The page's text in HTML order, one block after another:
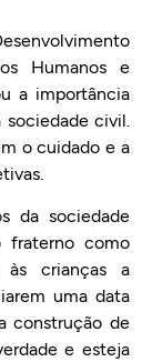
Humanos e
a importância
civil.
o cuidado e a
da sociedade
fraterno como
crianças a
uma data
construção de
e esteja